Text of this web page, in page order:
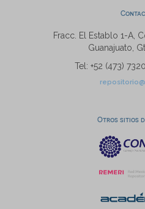
Fracc. El Establo 1-A,
Guanajuato,
Tel: +52 (473)
Otros sitios